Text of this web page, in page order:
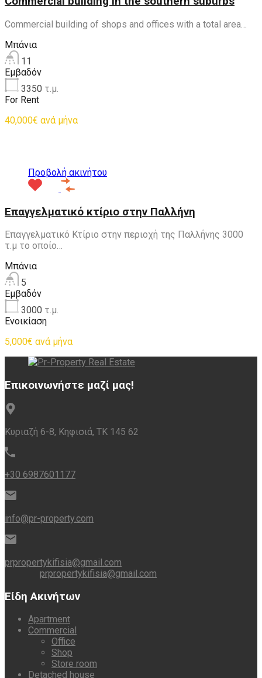
Commercial building of shops and offices with a total area…
Μπάνια
11
Εμβαδόν
3350 τ.μ.
For Rent
40,000€ ανά μήνα
Προβολή ακινήτου
Επαγγελματικό κτίριο στην Παλλήνη
Επαγγελματικό Κτίριο στην περιοχή της Παλλήνης 3000
τ.μ το οποίο…
Μπάνια
5
Εμβαδόν
3000 τ.μ.
Ενοικίαση
5,000€ ανά μήνα
Επικοινωνήστε μαζί μας!
Κυριαζή 6-8, Κηφισιά, ΤΚ 145 62
+30 6987601177
info@pr-property.com
prpropertykifisia@gmail.com
prpropertykifisia@gmail.com
Είδη Ακινήτων
Apartment
Commercial
Office
Shop
Store room
Detached house